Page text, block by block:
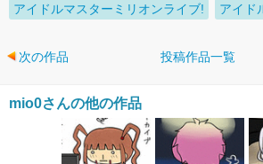
アイドルマスターミリオンライブ!
アイド
次の作品 投稿作品一覧
mio0さんの他の作品